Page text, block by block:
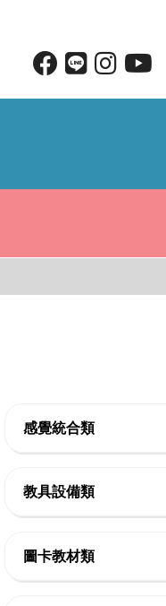
感覺統合類
◇平衡
◇觸覺
教具設備類
◇邏輯思考教具
圖卡教材類